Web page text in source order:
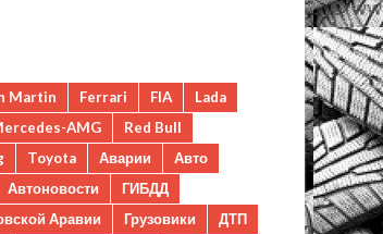
Martin Ferrari FIA
Lada
AMG
Red Bull
Toyota Аварии
Авто
Автоновости
ГИБДД
Аравии
Грузовики
ДТП